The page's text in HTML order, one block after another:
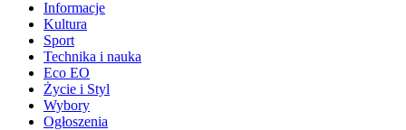
Informacje
Kultura
Sport
Technika i nauka
Eco EO
Życie i Styl
Wybory
Ogłoszenia